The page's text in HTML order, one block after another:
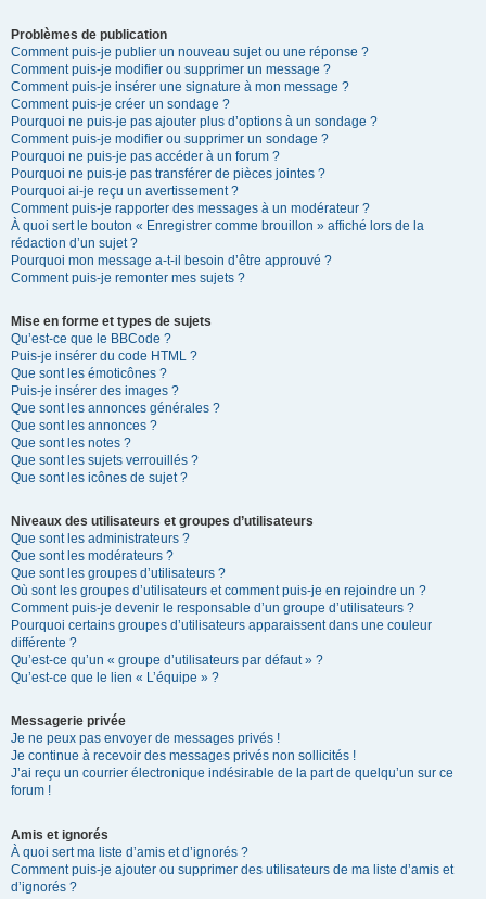
Problèmes de publication
Comment puis-je publier un nouveau sujet ou une réponse ?
Comment puis-je modifier ou supprimer un message ?
Comment puis-je insérer une signature à mon message ?
Comment puis-je créer un sondage ?
Pourquoi ne puis-je pas ajouter plus d’options à un sondage ?
Comment puis-je modifier ou supprimer un sondage ?
Pourquoi ne puis-je pas accéder à un forum ?
Pourquoi ne puis-je pas transférer de pièces jointes ?
Pourquoi ai-je reçu un avertissement ?
Comment puis-je rapporter des messages à un modérateur ?
À quoi sert le bouton « Enregistrer comme brouillon » affiché lors de la
rédaction d’un sujet ?
Pourquoi mon message a-t-il besoin d’être approuvé ?
Comment puis-je remonter mes sujets ?
Mise en forme et types de sujets
Qu’est-ce que le BBCode ?
Puis-je insérer du code HTML ?
Que sont les émoticônes ?
Puis-je insérer des images ?
Que sont les annonces générales ?
Que sont les annonces ?
Que sont les notes ?
Que sont les sujets verrouillés ?
Que sont les icônes de sujet ?
Niveaux des utilisateurs et groupes d’utilisateurs
Que sont les administrateurs ?
Que sont les modérateurs ?
Que sont les groupes d’utilisateurs ?
Où sont les groupes d’utilisateurs et comment puis-je en rejoindre un ?
Comment puis-je devenir le responsable d’un groupe d’utilisateurs ?
Pourquoi certains groupes d’utilisateurs apparaissent dans une couleur
différente ?
Qu’est-ce qu’un « groupe d’utilisateurs par défaut » ?
Qu’est-ce que le lien « L’équipe » ?
Messagerie privée
Je ne peux pas envoyer de messages privés !
Je continue à recevoir des messages privés non sollicités !
J’ai reçu un courrier électronique indésirable de la part de quelqu’un sur ce
forum !
Amis et ignorés
À quoi sert ma liste d’amis et d’ignorés ?
Comment puis-je ajouter ou supprimer des utilisateurs de ma liste d’amis et
d’ignorés ?